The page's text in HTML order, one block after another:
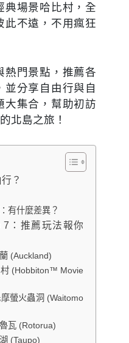
典場景哈比村，全
此不遠，不用瘋狂
熱門景點，推薦各
並分享自由行與自
大集合，幫助初訪
北島之旅！
？
有什麼差異？
7：推薦玩法報你
(Auckland)
(Hobbiton™ Movie
螢火蟲洞 (Waitomo
瓦 (Rotorua)
(Taupo)